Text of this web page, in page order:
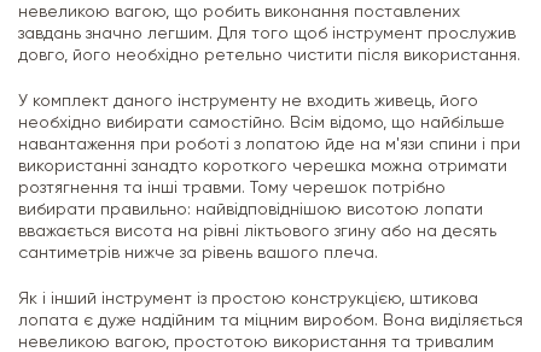
невеликою вагою, що робить виконання поставлених
завдань значно легшим. Для того щоб інструмент прослужив
довго, його необхідно ретельно чистити після використання.
У комплект даного інструменту не входить живець, його
необхідно вибирати самостійно. Всім відомо, що найбільше
навантаження при роботі з лопатою йде на м'язи спини і при
використанні занадто короткого черешка можна отримати
розтягнення та інші травми. Тому черешок потрібно
вибирати правильно: найвідповіднішою висотою лопати
вважається висота на рівні ліктьового згину або на десять
сантиметрів нижче за рівень вашого плеча.
Як і інший інструмент із простою конструкцією, штикова
лопата є дуже надійним та міцним виробом. Вона виділяється
невеликою вагою, простотою використання та тривалим